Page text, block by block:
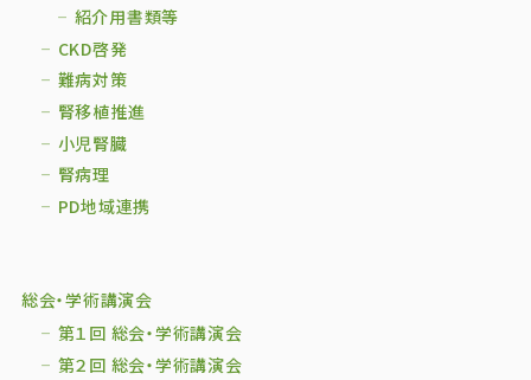
紹介用書類等
CKD啓発
難病対策
腎移植推進
小児腎臓
腎病理
PD地域連携
総会・学術講演会
第１回 総会・学術講演会
第２回 総会・学術講演会